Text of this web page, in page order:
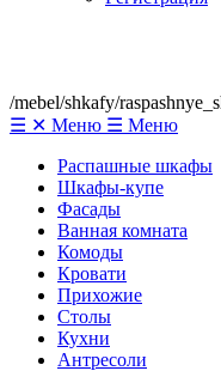
/mebel/shkafy/
☰ ✕ Меню ☰ Меню
Распашные шкафы
Шкафы-купе
Фасады
Ванная комната
Комоды
Кровати
Прихожие
Столы
Кухни
Антресоли